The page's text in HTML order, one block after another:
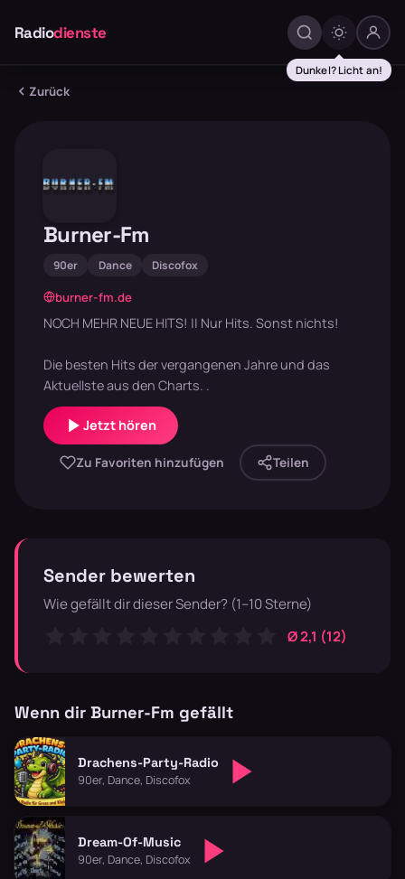
Radiodienste
Dunkel? Licht an!
Zurück
Burner-Fm
90er Dance Discofox
burner-fm.de
NOCH MEHR NEUE HITS! || Nur Hits. Sonst nichts!
Die besten Hits der vergangenen Jahre und das
Aktuellste aus den Charts. .
Jetzt hören
Zu Favoriten hinzufügen Teilen
Sender bewerten
Wie gefällt dir dieser Sender? (1–10 Sterne)
Ø 2,1 (12)
Wenn dir Burner-Fm gefällt
Drachens-Party-Radio
90er, Dance, Discofox
Dream-Of-Music
90er, Dance, Discofox